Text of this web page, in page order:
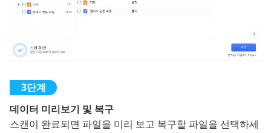
데이터 미리보기 및 복구
스캔이 완료되면 파일을 미리 보고 복구할 파일을 선택하세